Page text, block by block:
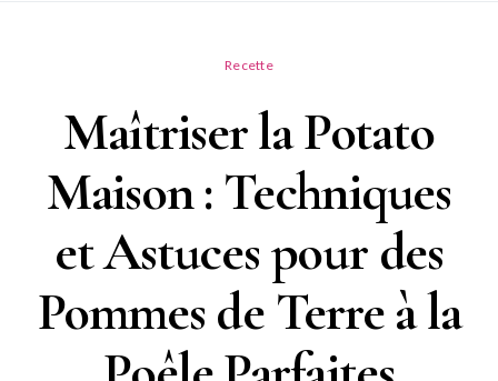
Recette
Maîtriser la Potato
Maison : Techniques
et Astuces pour des
Pommes de Terre à la